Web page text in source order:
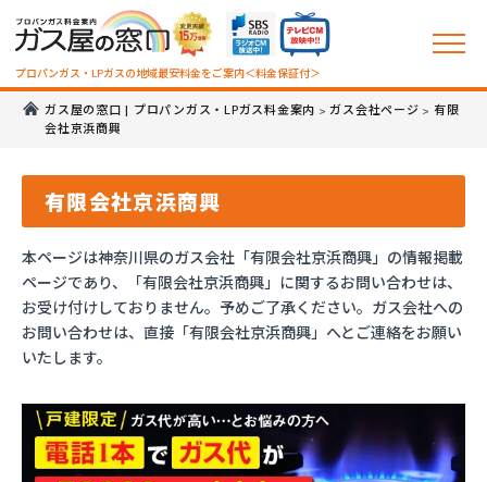
プロパンガス・LPガスの地域最安料金をご案内＜料金保証付＞
ガス屋の窓口 | プロパンガス・LPガス料金案内 >ガス会社ページ > 有限
会社京浜商興
有限会社京浜商興
本ページは神奈川県のガス会社「有限会社京浜商興」の情報掲載
ページであり、「有限会社京浜商興」に関するお問い合わせは、
お受け付けしておりません。予めご了承ください。ガス会社への
お問い合わせは、直接「有限会社京浜商興」へとご連絡をお願い
いたします。